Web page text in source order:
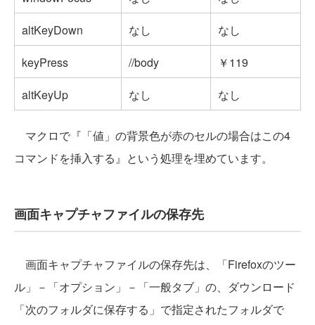
altKeyDown
なし
なし
keyPress
//body
￥119
altKeyUp
なし なし
マクロで『「値」の背景色が赤のセルの場合はこの4
コマンドを挿入する』という処理を埋めています。
画面キャプチャファイルの保存先
画面キャプチャファイルの保存先は、「Firefoxのツー
ル」－「オプション」－「一般タブ」の、ダウンロード
「次のフォルダに保存する」で指定されたフォルダで